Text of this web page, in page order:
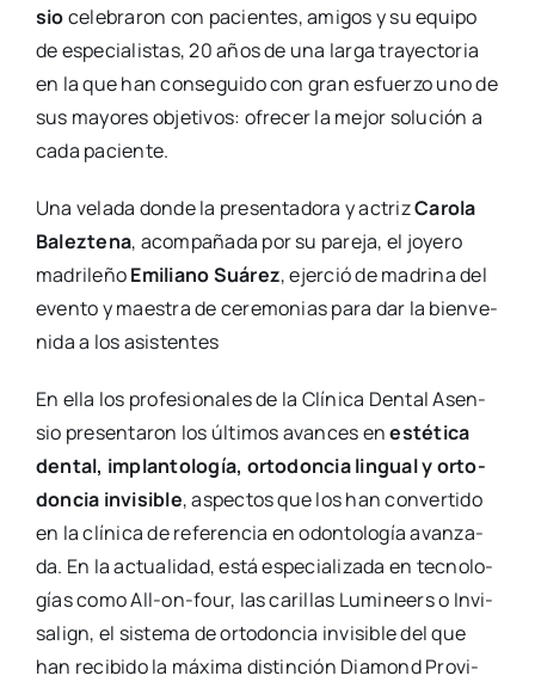
siocele­bra­ron con pacien­tes, ami­gos y su equi­po
de espe­cia­lis­tas, 20 años de una lar­ga tra­yec­to­ria
en la que han con­se­gui­do con gran esfuer­zo uno de
sus mayo­res obje­ti­vos: ofre­cer la mejor solu­ción a
cada pacien­te.
Una vela­da don­de la pre­sen­ta­do­ra y actrizCaro­la
Balez­te­na, acom­pa­ña­da por su pare­ja, el joye­ro
madri­le­ñoEmi­liano Suá­rez, ejer­ció de madri­na del
even­to y maes­tra de cere­mo­nias para dar la bien­ve­
ni­da a los asis­ten­tes
En ella los pro­fe­sio­na­les de la Clí­ni­ca Den­tal Asen­
sio pre­sen­ta­ron los últi­mos avan­ces enesté­ti­ca
den­tal, implan­to­lo­gía, orto­don­cia lin­gual y orto­
don­cia invi­si­ble, aspec­tos que los han con­ver­ti­do
en la clí­ni­ca de refe­ren­cia en odon­to­lo­gía avan­za­
da. En la actua­li­dad, está espe­cia­li­za­da en tec­no­lo­
gías como All-on-four, las cari­llas Lumi­neers o Invi­
sa­lign, el sis­te­ma de orto­don­cia invi­si­ble del que
han reci­bi­do la máxi­ma dis­tin­ción Dia­mond Pro­vi­